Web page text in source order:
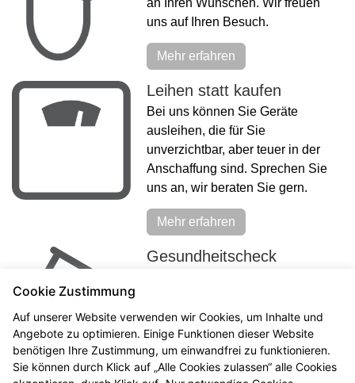
an Ihren Wünschen. Wir freuen
uns auf Ihren Besuch.
Mehr erfahren
Leihen statt kaufen
Bei uns können Sie Geräte
ausleihen, die für Sie
unverzichtbar, aber teuer in der
Anschaffung sind. Sprechen Sie
uns an, wir beraten Sie gern.
Mehr erfahren
Gesundheitscheck
Sie für einen Infarkt sind? Ihre
Apotheke ist ein Servicecenter für
Gesundheit. Schauen Sie sich an,
welche Tests wir anbieten.
Cookie Zustimmung
Auf unserer Website verwenden wir Cookies, um Inhalte und
Angebote zu optimieren. Einige Funktionen dieser Website
benötigen Ihre Zustimmung, um einwandfrei zu funktionieren.
Sie können durch Klick auf „Alle Cookies zulassen“ alle Cookies